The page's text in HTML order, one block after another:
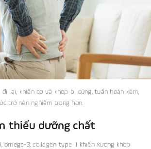
đi lại, khiến cơ và khớp bị cứng, tuần hoàn kém,
trở nên nghiêm trọng hơn.
thiếu dưỡng chất
omega-3, collagen type II khiến xương khớp